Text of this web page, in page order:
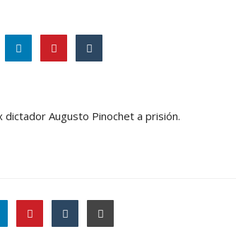
Augusto Pinochet a prisión.